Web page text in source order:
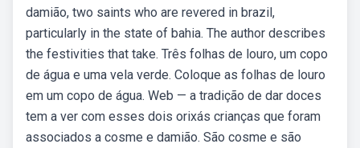
damião, two saints who are revered in brazil,
particularly in the state of bahia. The author describes
the festivities that take. Três folhas de louro, um copo
de água e uma vela verde. Coloque as folhas de louro
em um copo de água. Web — a tradição de dar doces
tem a ver com esses dois orixás crianças que foram
associados a cosme e damião. São cosme e são